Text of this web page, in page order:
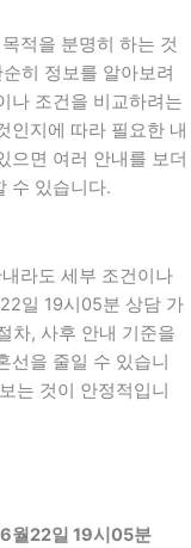
적을 분명히 하는 것
히 정보를 알아보려
나 조건을 비교하려는
인지에 따라 필요한 내
으면 여러 안내를 보더
수 있습니다.
라도 세부 조건이나
일 19시05분 상담 가
차, 사후 안내 기준을
선을 줄일 수 있습니
는 것이 안정적입니
월22일 19시05분